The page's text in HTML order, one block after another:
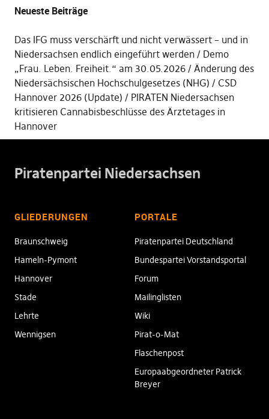
Neueste Beiträge
Das IFG muss verschärft und nicht verwässert – und in
Niedersachsen endlich eingeführt werden
Demo
„Frau. Leben. Freiheit.“ am 30.05.2026
Änderung des
Niedersächsischen Hochschulgesetzes (NHG)
CSD
Hannover 2026 (Update)
PIRATEN Niedersachsen
kritisieren Cannabisbeschlüsse des Ärztetages in
Hannover
Piratenpartei Niedersachsen
GLIEDERUNGEN
Braunschweig
Hameln-Pymont
Hannover
Stade
Lehrte
Wennigsen
PORTALE
Piratenpartei Deutschland
Bundespartei Vorstandsportal
Forum
Mailinglisten
Wiki
Pirat-o-Mat
Flaschenpost
Europaabgeordneter Patrick
Breyer